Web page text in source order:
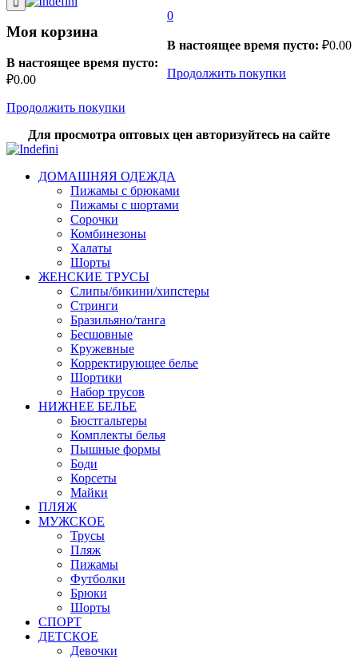
0
В настоящее время пусто: ₽0.00
Продолжить покупки
Моя корзина
В настоящее время пусто:
₽0.00
Продолжить покупки
Для просмотра оптовых цен авторизуйтесь на сайте
ДОМАШНЯЯ ОДЕЖДА
Пижамы с брюками
Пижамы с шортами
Сорочки
Комбинезоны
Халаты
Шорты
ЖЕНСКИЕ ТРУСЫ
Слипы/бикини/хипстеры
Стринги
Бразильяно/танга
Бесшовные
Кружевные
Корректирующее белье
Шортики
Набор трусов
НИЖНЕЕ БЕЛЬЕ
Бюстгальтеры
Комплекты белья
Пышные формы
Боди
Корсеты
Майки
ПЛЯЖ
МУЖСКОЕ
Трусы
Пляж
Пижамы
Футболки
Брюки
Шорты
СПОРТ
ДЕТСКОЕ
Девочки